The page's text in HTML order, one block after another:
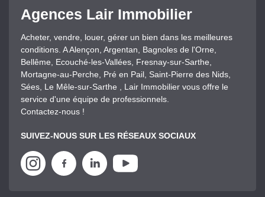
Agences Lair Immobilier
Acheter, vendre, louer, gérer un bien dans les meilleures
conditions. A Alençon, Argentan, Bagnoles de l'Orne,
Bellême, Ecouché-les-Vallées, Fresnay-sur-Sarthe,
Mortagne-au-Perche, Pré en Pail, Saint-Pierre des Nids,
Sées, Le Mêle-sur-Sarthe , Lair Immobilier vous offre le
service d'une équipe de professionnels.
Contactez-nous !
SUIVEZ-NOUS SUR LES RÉSEAUX SOCIAUX